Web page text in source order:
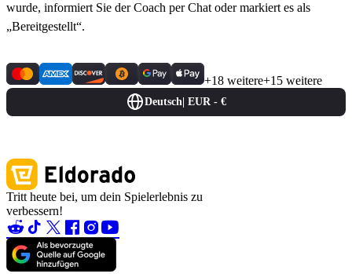
wurde, informiert Sie der Coach per Chat oder markiert es als
„Bereitgestellt“.
+18 weitere+15 weitere
Deutsch EUR - €
Tritt heute bei, um dein Spielerlebnis zu
verbessern!